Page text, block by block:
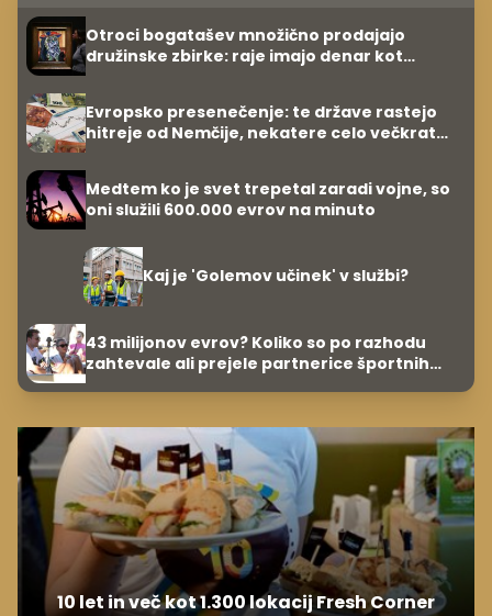
Otroci bogatašev množično prodajajo
družinske zbirke: raje imajo denar kot
Evropsko presenečenje: te države rastejo
hitreje od Nemčije, nekatere celo večkrat
Medtem ko je svet trepetal zaradi vojne, so
oni služili 600.000 evrov na minuto
Kaj je 'Golemov učinek' v službi?
43 milijonov evrov? Koliko so po razhodu
zahtevale ali prejele partnerice športnih
10 let in več kot 1.300 lokacij Fresh Corner